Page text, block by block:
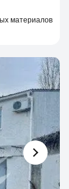
материалов